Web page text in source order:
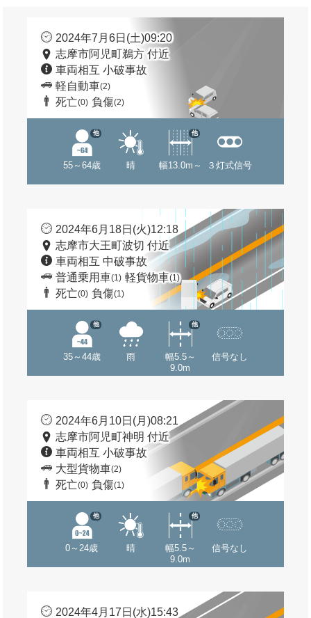
2024年7月6日(土)09:20
志摩市阿児町鵜方 付近
車両相互 小破事故
軽自動車(2)
死亡(0) 負傷(2)
55～64歳
他
晴 幅13.0m～
他
３灯式信号
2024年6月18日(火)12:18
志摩市大王町波切 付近
車両相互 中破事故
普通乗用車(1) 軽貨物車(1)
死亡(0) 負傷(1)
35～44歳
他
雨
幅5.5～
9.0m
他
信号なし
2024年6月10日(月)08:21
志摩市阿児町神明 付近
車両相互 小破事故
大型貨物車(2)
死亡(0) 負傷(1)
0～24歳
他
晴
幅5.5～
9.0m
他
信号なし
2024年4月17日(水)15:43